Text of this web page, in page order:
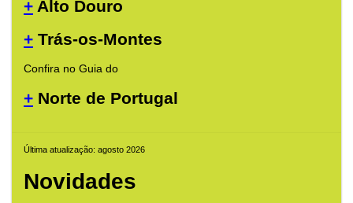
+ Alto Douro
+ Trás-os-Montes
Confira no Guia do
+ Norte de Portugal
Última atualização: agosto 2026
Novidades